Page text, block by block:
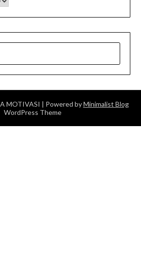
MOTIVASI | Powered byMinimalist Blog
WordPress Theme